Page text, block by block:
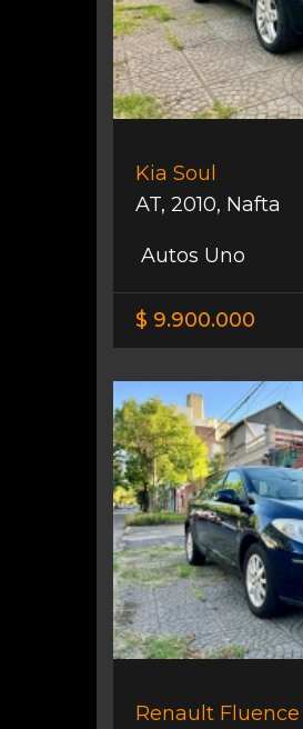
Kia Soul
AT, 2010, Nafta
Autos Uno
$ 9.900.000
Renault Fluence